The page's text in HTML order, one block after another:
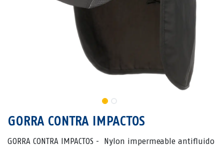
GORRA CONTRA IMPACTOS
GORRA CONTRA IMPACTOS - Nylon impermeable antifluido